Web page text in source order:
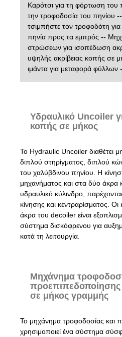
Καρότσι για τη φόρτωση του
την τροφοδοσία του πηνίου
τσιμπήστε τον τροφοδότη
πηνία προς τα εμπρός --
στρώσεων για ισοπέδωση
υψηλής ακρίβειας κοπής σε
ιμάντα για μεταφορά φύλλων
Υδραυλικό Uncoiler
κοπής σε μήκος
Το Hydraulic Uncoiler διαθέτει
διπλού στηρίγματος, διπλού
του χαλύβδινου πηνίου. Η
μηχανήματος και στα δύο άκρα
υδραυλικό κύλινδρο,
κίνησης και κεντραρίσματος. Οι
άκρα του decoiler είναι
σύστημα δισκόφρενου για
κατά τη λειτουργία.
Μηχάνημα
σε μήκος γραμμής
Το μηχάνημα τροφοδοσίας και
χρησιμοποιεί ένα σύστημα